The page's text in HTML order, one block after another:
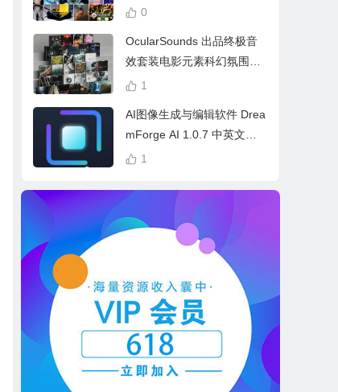
告视频动画短片合集
0
OcularSounds 出品终极音
效套装电影元素科幻氛围冲
击无人机音效素材包 Full Ac
1
AI图像生成与编辑软件 Drea
mForge AI 1.0.7 中英文多
语言 Win 本地离线运行
1